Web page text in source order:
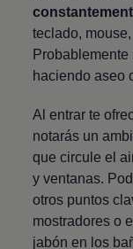
teclado,
haciendo aseo
Al entrar te
notarás un
que circule el
y ventanas.
otros puntos
mostradores o
jabón en los